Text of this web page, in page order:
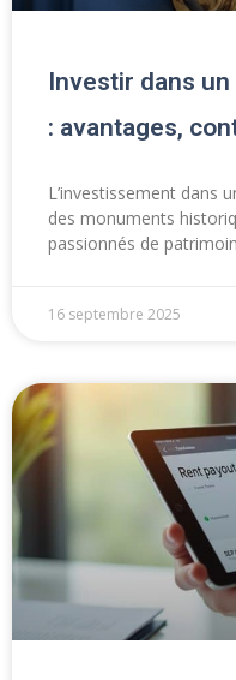
Investir dans
: avantages,
L’investissement dans
des monuments
passionnés de
16 septembre 2025